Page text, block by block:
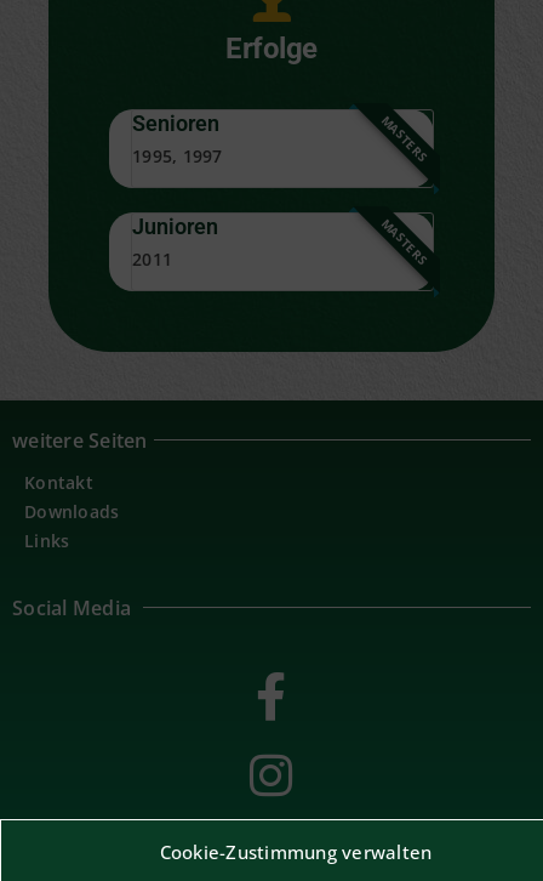
Cookie-Zustimmung verwalten
Erfolge
MASTERS
Senioren
1995, 1997
MASTERS
Junioren
2011
weitere Seiten
Kontakt
Downloads
Links
Social Media
Datenschutzerklärung